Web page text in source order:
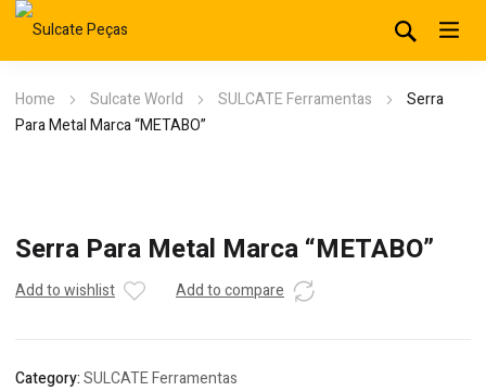
Home Sulcate World SULCATE Ferramentas
Serra
Para Metal Marca “METABO”
Serra Para Metal Marca “METABO”
Add to wishlist Add to compare
Category:SULCATE Ferramentas